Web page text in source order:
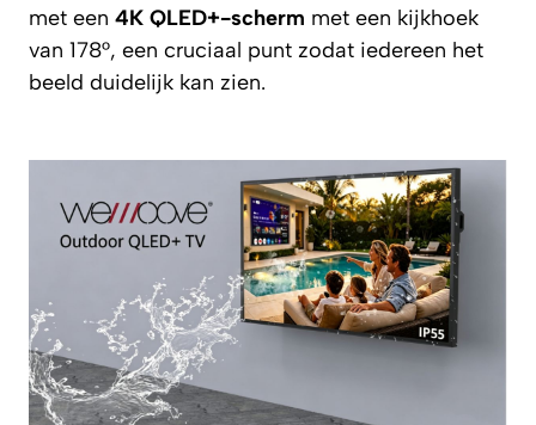
met een 4K QLED+-scherm met een kijkhoek
van 178°, een cruciaal punt zodat iedereen het
beeld duidelijk kan zien.